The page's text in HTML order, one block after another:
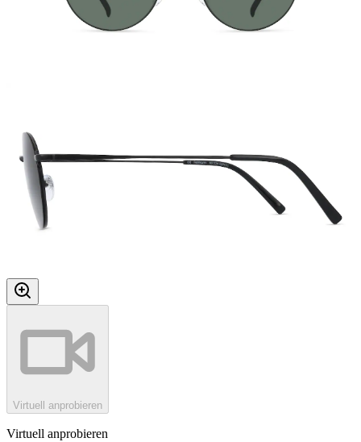
Virtuell anprobieren
Virtuell anprobieren